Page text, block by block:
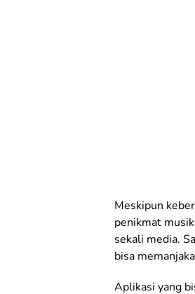
Meskipun
penikmat
sekali media.
bisa
Aplikasi yang